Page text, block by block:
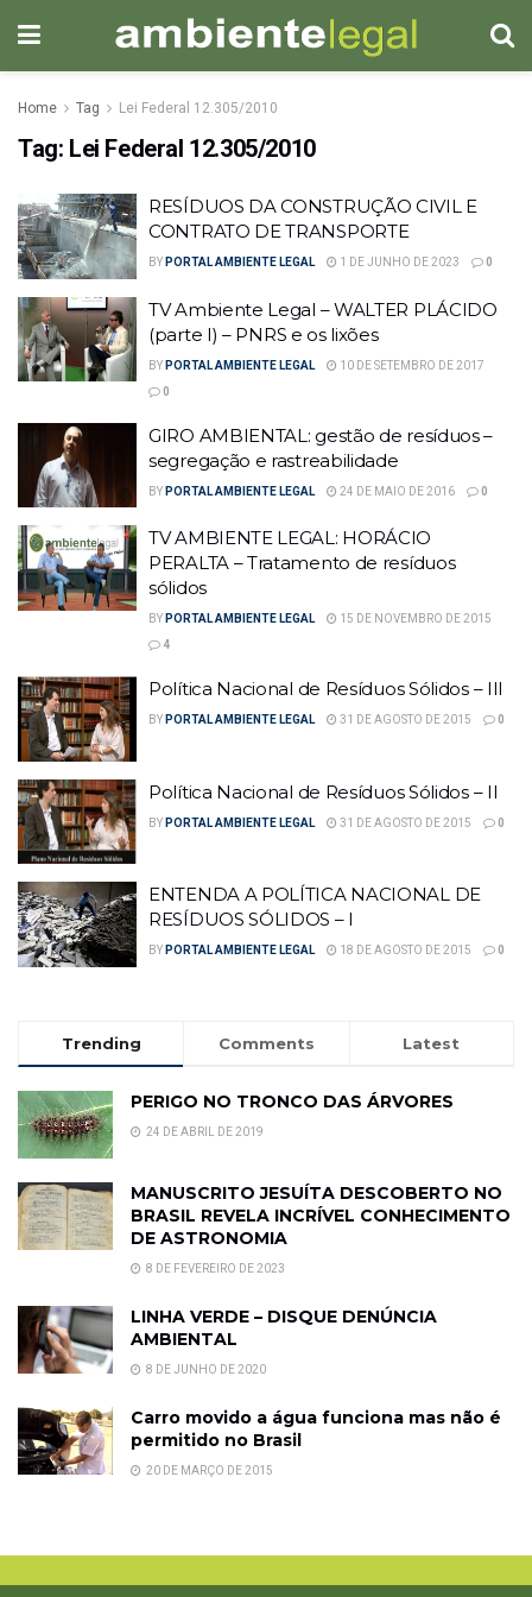
Home Tag Lei Federal 12.305/2010
Tag: Lei Federal 12.305/2010
RESÍDUOS DA CONSTRUÇÃO CIVIL E
CONTRATO DE TRANSPORTE
BY PORTAL AMBIENTE LEGAL 1 DE JUNHO DE 2023 0
TV Ambiente Legal – WALTER PLÁCIDO
(parte I) – PNRS e os lixões
BY PORTAL AMBIENTE LEGAL
10 DE SETEMBRO DE 2017
0
GIRO AMBIENTAL: gestão de resíduos –
segregação e rastreabilidade
BY PORTAL AMBIENTE LEGAL 24 DE MAIO DE 2016 0
TV AMBIENTE LEGAL: HORÁCIO
PERALTA – Tratamento de resíduos
sólidos
BY PORTAL AMBIENTE LEGAL
15 DE NOVEMBRO DE 2015
4
Política Nacional de Resíduos Sólidos – III
BY PORTAL AMBIENTE LEGAL 31 DE AGOSTO DE 2015 0
Política Nacional de Resíduos Sólidos – II
BY PORTAL AMBIENTE LEGAL 31 DE AGOSTO DE 2015 0
ENTENDA A POLÍTICA NACIONAL DE
RESÍDUOS SÓLIDOS – I
BY PORTAL AMBIENTE LEGAL 18 DE AGOSTO DE 2015 0
Trending Comments Latest
PERIGO NO TRONCO DAS ÁRVORES
24 DE ABRIL DE 2019
MANUSCRITO JESUÍTA DESCOBERTO NO
BRASIL REVELA INCRÍVEL CONHECIMENTO
DE ASTRONOMIA
8 DE FEVEREIRO DE 2023
LINHA VERDE – DISQUE DENÚNCIA
AMBIENTAL
8 DE JUNHO DE 2020
Carro movido a água funciona mas não é
permitido no Brasil
20 DE MARÇO DE 2015